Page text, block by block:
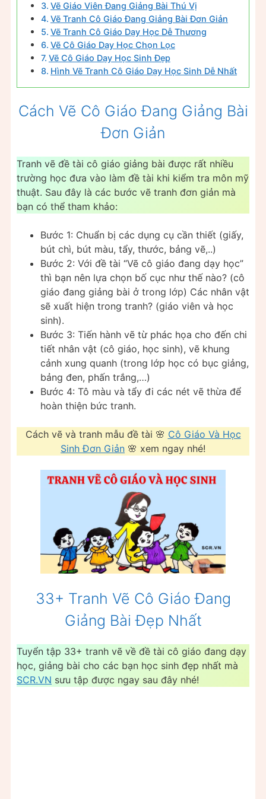
Vẽ Giáo Viên Đang Giảng Bài Thú Vị
Vẽ Tranh Cô Giáo Đang Giảng Bài Đơn Giản
Vẽ Tranh Cô Giáo Dạy Học Dễ Thương
Vẽ Cô Giáo Dạy Học Chọn Lọc
Vẽ Cô Giáo Dạy Học Sinh Đẹp
Hình Vẽ Tranh Cô Giáo Dạy Học Sinh Dễ Nhất
Cách Vẽ Cô Giáo Đang Giảng Bài
Đơn Giản
Tranh vẽ đề tài cô giáo giảng bài được rất nhiều
trường học đưa vào làm đề tài khi kiểm tra môn mỹ
thuật. Sau đây là các bước vẽ tranh đơn giản mà
bạn có thể tham khảo:
Bước 1: Chuẩn bị các dụng cụ cần thiết (giấy,
bút chì, bút màu, tẩy, thước, bảng vẽ,..)
Bước 2: Với đề tài “Vẽ cô giáo đang dạy học”
thì bạn nên lựa chọn bố cục như thế nào? (cô
giáo đang giảng bài ở trong lớp) Các nhân vật
sẽ xuất hiện trong tranh? (giáo viên và học
sinh).
Bước 3: Tiến hành vẽ từ phác họa cho đến chi
tiết nhân vật (cô giáo, học sinh), vẽ khung
cảnh xung quanh (trong lớp học có bục giảng,
bảng đen, phấn trắng,…)
Bước 4: Tô màu và tẩy đi các nét vẽ thừa để
hoàn thiện bức tranh.
Cách vẽ và tranh mẫu đề tài 🌸 Cô Giáo Và Học
Sinh Đơn Giản 🌸 xem ngay nhé!
33+ Tranh Vẽ Cô Giáo Đang
Giảng Bài Đẹp Nhất
Tuyển tập 33+ tranh vẽ về đề tài cô giáo đang dạy
học, giảng bài cho các bạn học sinh đẹp nhất mà
SCR.VN sưu tập được ngay sau đây nhé!